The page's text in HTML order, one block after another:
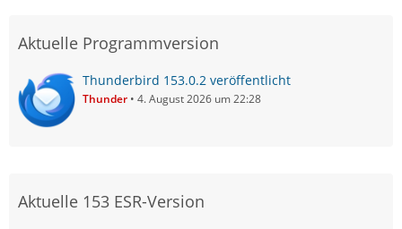
Aktuelle Programmversion
Thunderbird 153.0.2 veröffentlicht
Thunder 4. August 2026 um 22:28
Aktuelle 153 ESR-Version